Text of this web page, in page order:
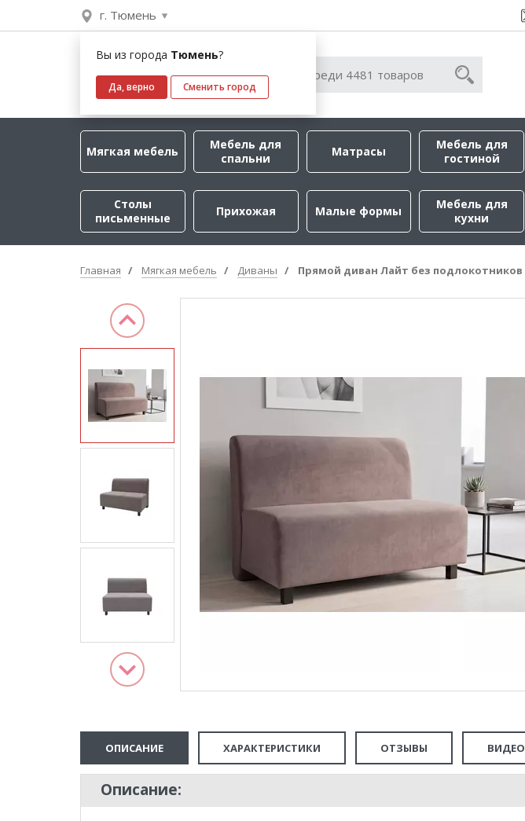
г. Тюмень
Вы из города Тюмень?
Да, верно Сменить город
Мягкая мебель
Мебель для
спальни
Матрасы
Мебель для
гостиной
Столы
письменные
Прихожая Малые формы
Мебель для
кухни
Главная Мягкая мебель Диваны Прямой диван Лайт без
ОПИСАНИЕ ХАРАКТЕРИСТИКИ ОТЗЫВЫ ВИДЕО
Описание: